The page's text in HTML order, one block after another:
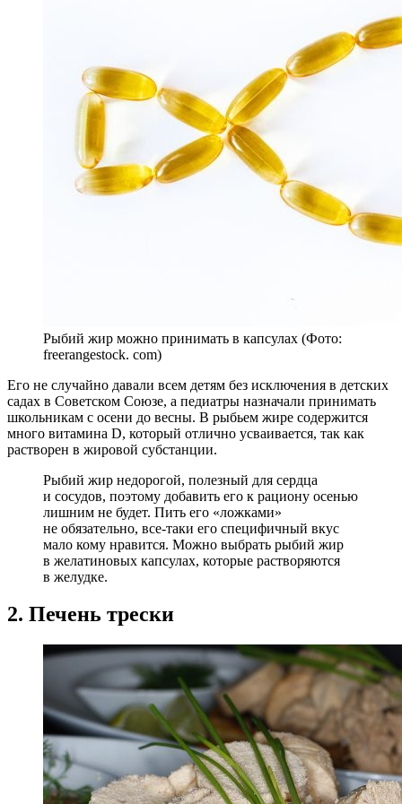
Рыбий жир можно принимать в капсулах (Фото:
freerangestock. com)
Его не случайно давали всем детям без исключения в детских
садах в Советском Союзе, а педиатры назначали принимать
школьникам с осени до весны. В рыбьем жире содержится
много витамина D, который отлично усваивается, так как
растворен в жировой субстанции.
Рыбий жир недорогой, полезный для сердца
и сосудов, поэтому добавить его к рациону осенью
лишним не будет. Пить его «ложками»
не обязательно, все-таки его специфичный вкус
мало кому нравится. Можно выбрать рыбий жир
в желатиновых капсулах, которые растворяются
в желудке.
2. Печень трески